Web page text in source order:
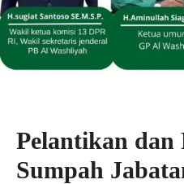
Pelantikan dan
Sumpah